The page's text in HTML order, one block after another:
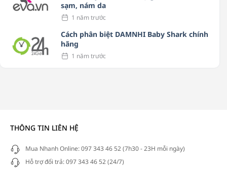
sạm, nám da
1 năm trước
Cách phân biệt DAMNHI Baby Shark chính
hãng
1 năm trước
THÔNG TIN LIÊN HỆ
Mua Nhanh Online: 097 343 46 52 (7h30 - 23H mỗi ngày)
Hỗ trợ đổi trả: 097 343 46 52 (24/7)